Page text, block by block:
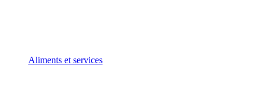
Aliments et services